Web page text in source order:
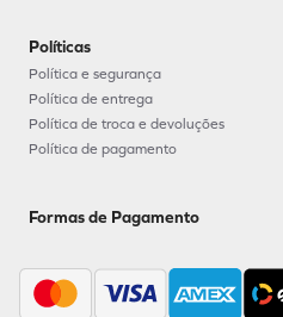
Políticas
Política e segurança
Política de entrega
Política de troca e devoluções
Política de pagamento
Formas de Pagamento